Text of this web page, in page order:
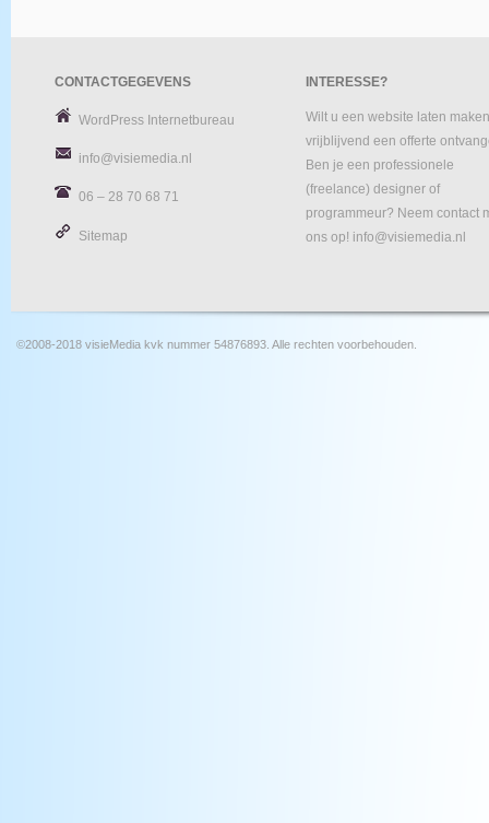
CONTACTGEGEVENS
WordPress Internetbureau
info@visiemedia.nl
06 – 28 70 68 71
Sitemap
INTERESSE?
Wilt u een website laten
vrijblijvend een offerte
Ben je een professionele
(freelance) designer of
programmeur? Neem contact
ons op! info@visiemedia.nl
©2008-2018 visieMedia kvk nummer 54876893. Alle rechten voorbehouden.